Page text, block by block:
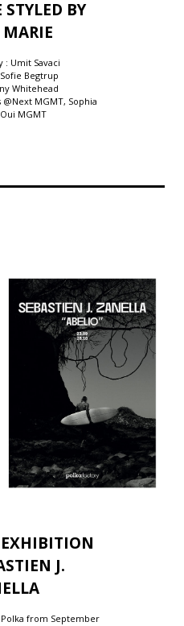
BY
: Umit Savaci
Begtrup
Whitehead
@Next MGMT, Sophia
MGMT
J.
from September